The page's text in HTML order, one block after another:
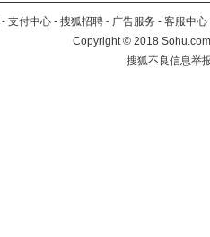
- 支付中心 - 搜狐招聘 - 广告服务 - 客服中心
Copyright©2018
搜狐不良信息举